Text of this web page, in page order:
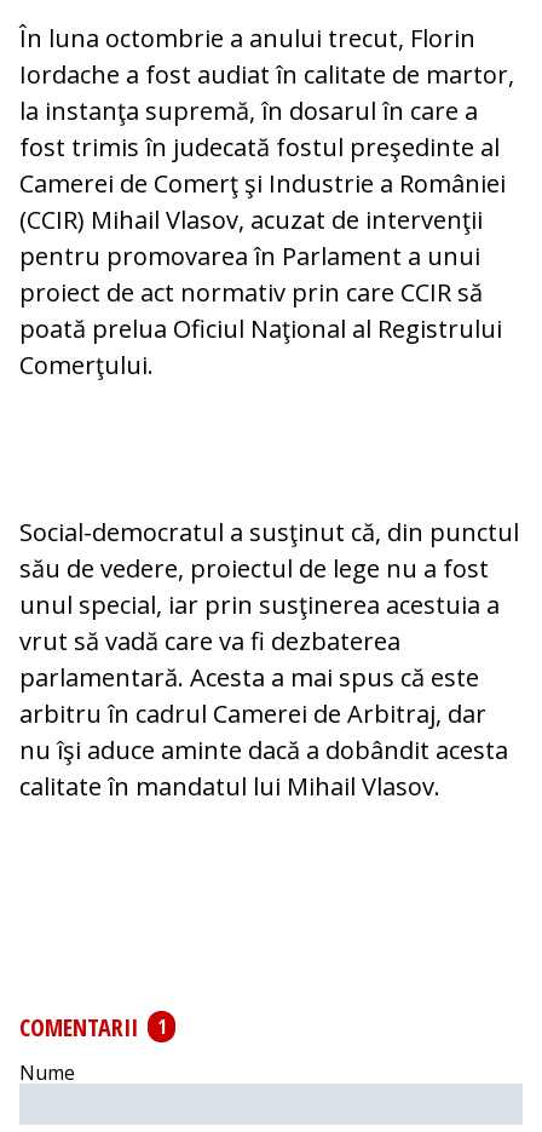
În luna octombrie a anului trecut, Florin
Iordache a fost audiat în calitate de martor,
la instanţa supremă, în dosarul în care a
fost trimis în judecată fostul preşedinte al
Camerei de Comerţ şi Industrie a României
(CCIR) Mihail Vlasov, acuzat de intervenţii
pentru promovarea în Parlament a unui
proiect de act normativ prin care CCIR să
poată prelua Oficiul Naţional al Registrului
Comerţului.
Social-democratul a susţinut că, din punctul
său de vedere, proiectul de lege nu a fost
unul special, iar prin susţinerea acestuia a
vrut să vadă care va fi dezbaterea
parlamentară. Acesta a mai spus că este
arbitru în cadrul Camerei de Arbitraj, dar
nu îşi aduce aminte dacă a dobândit acesta
calitate în mandatul lui Mihail Vlasov.
COMENTARII
1
Nume